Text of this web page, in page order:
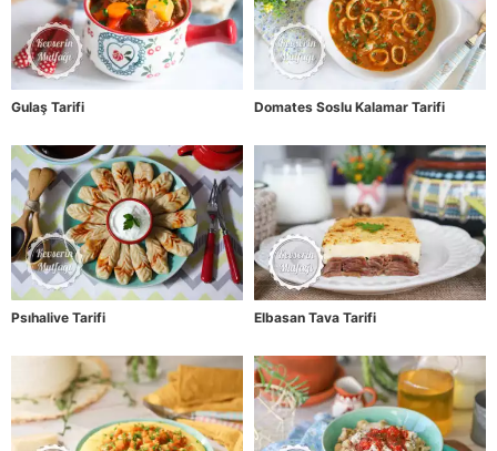
Gulaş Tarifi Domates Soslu Kalamar Tarifi
Psıhalive Tarifi Elbasan Tava Tarifi